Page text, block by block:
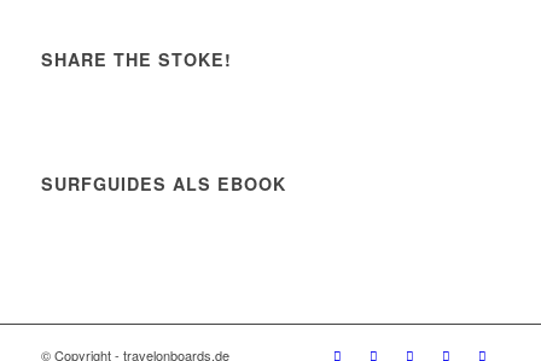
SHARE THE STOKE!
SURFGUIDES ALS EBOOK
© Copyright - travelonboards.de